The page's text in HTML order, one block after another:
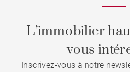
L’immobilier
vous
Inscrivez-vous à notre